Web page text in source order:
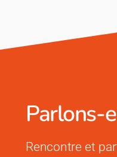
Parlons-
Rencontre et